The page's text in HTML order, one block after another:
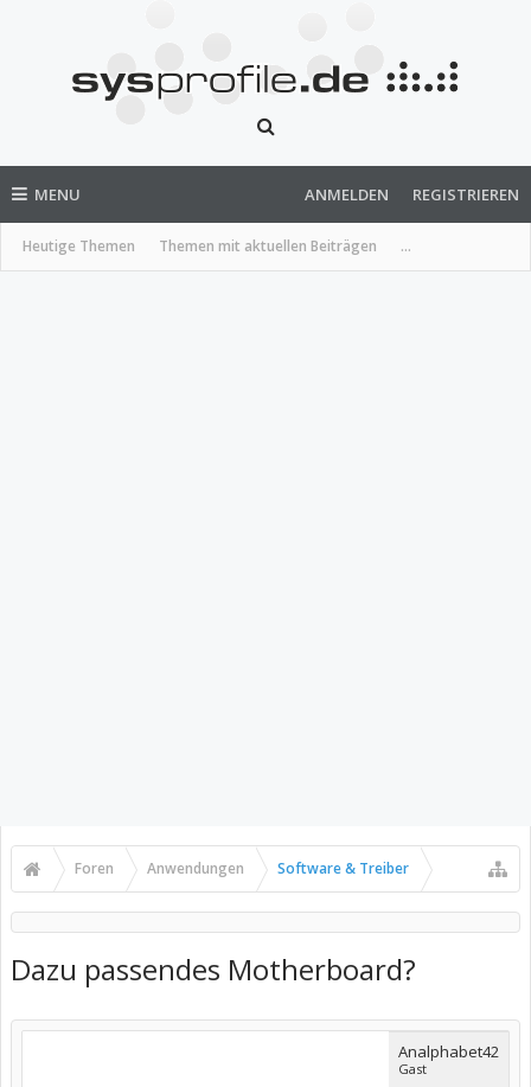
MENU
Heutige Themen Themen mit aktuellen Beiträgen ...
ANMELDEN REGISTRIEREN
Foren Anwendungen Software & Treiber
Dazu passendes Motherboard?
Analphabet42
Gast